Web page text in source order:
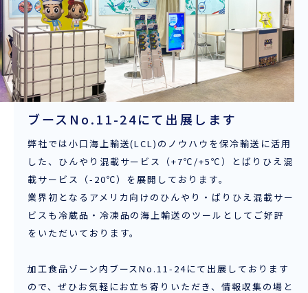
ブースNo.11-24にて出展します
弊社では小口海上輸送(LCL)のノウハウを保冷輸送に活用
した、ひんやり混載サービス（+7℃/+5℃）とばりひえ混
載サービス（-20℃）を展開しております。
業界初となるアメリカ向けのひんやり・ばりひえ混載サー
ビスも冷蔵品・冷凍品の海上輸送のツールとしてご好評
をいただいております。
加工食品ゾーン内ブースNo.11-24にて出展しております
ので、ぜひお気軽にお立ち寄りいただき、情報収集の場と